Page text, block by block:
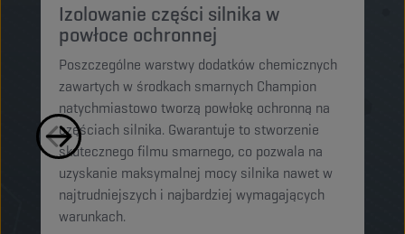
Izolowanie części silnika w
powłoce ochronnej
Poszczególne warstwy dodatków chemicznych
zawartych w środkach smarnych Champion
natychmiastowo tworzą powłokę ochronną na
częściach silnika. Gwarantuje to stworzenie
skutecznego filmu smarnego, co pozwala na
uzyskanie maksymalnej mocy silnika nawet w
najtrudniejszych i najbardziej wymagających
warunkach.